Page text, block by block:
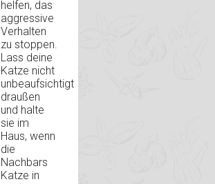
helfen, das
aggressive
Verhalten
zu stoppen.
Lass deine
Katze nicht
unbeaufsichtigt
draußen
und halte
sie im
Haus, wenn
die
Nachbars
Katze in